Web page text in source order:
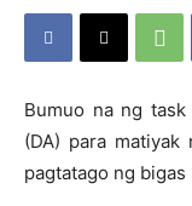
Bumuo na ng
(DA) para matiyak
pagtatago ng bigas